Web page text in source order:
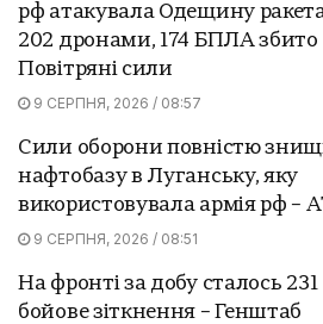
рф атакувала Одещину
202 дронами, 174 БПЛА збито
Повітряні сили
9 СЕРПНЯ, 2026 / 08:57
Сили оборони повністю
нафтобазу в Луганську, яку
використовувала армія рф –
9 СЕРПНЯ, 2026 / 08:51
На фронті за добу сталось 231
бойове зіткнення – Генштаб